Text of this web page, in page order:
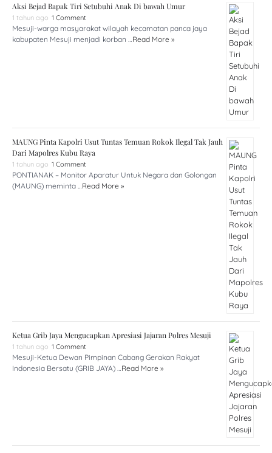
Aksi Bejad Bapak Tiri Setubuhi Anak Di bawah Umur
1 tahun ago 1 Comment
Mesuji-warga masyarakat wilayah kecamatan panca jaya
kabupaten Mesuji menjadi korban … Read More »
MAUNG Pinta Kapolri Usut Tuntas Temuan Rokok Ilegal Tak Jauh
Dari Mapolres Kubu Raya
1 tahun ago 1 Comment
PONTIANAK – Monitor Aparatur Untuk Negara dan Golongan
(MAUNG) meminta … Read More »
Ketua Grib Jaya Mengucapkan Apresiasi Jajaran Polres Mesuji
1 tahun ago 1 Comment
Mesuji-Ketua Dewan Pimpinan Cabang Gerakan Rakyat
Indonesia Bersatu (GRIB JAYA) … Read More »